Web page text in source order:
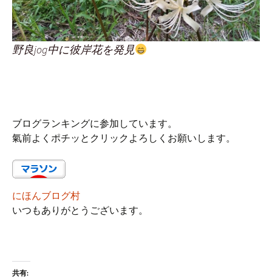
野良jog中に彼岸花を発見
ブログランキングに参加しています。
氣前よくポチッとクリックよろしくお願いします。
にほんブログ村
いつもありがとうございます。
共有: